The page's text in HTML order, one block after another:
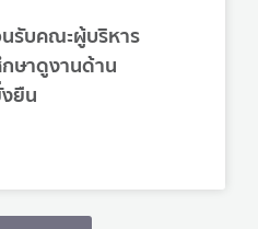
นรับคณะผู้บริหาร
ษาดูงานด้าน
ยืน